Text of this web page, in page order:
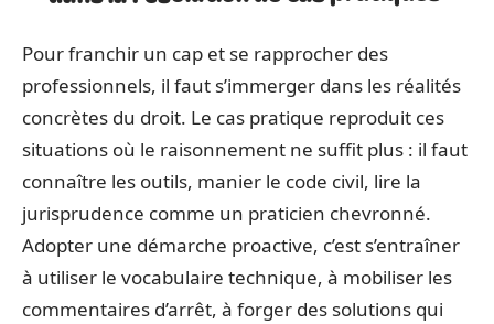
Pour franchir un cap et se rapprocher des
professionnels, il faut s’immerger dans les réalités
concrètes du droit. Le cas pratique reproduit ces
situations où le raisonnement ne suffit plus : il faut
connaître les outils, manier le code civil, lire la
jurisprudence comme un praticien chevronné.
Adopter une démarche proactive, c’est s’entraîner
à utiliser le vocabulaire technique, à mobiliser les
commentaires d’arrêt, à forger des solutions qui